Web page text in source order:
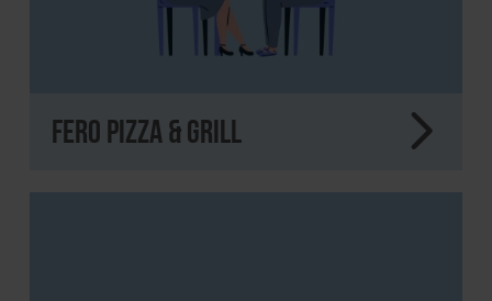
FERO Pizza & Grill